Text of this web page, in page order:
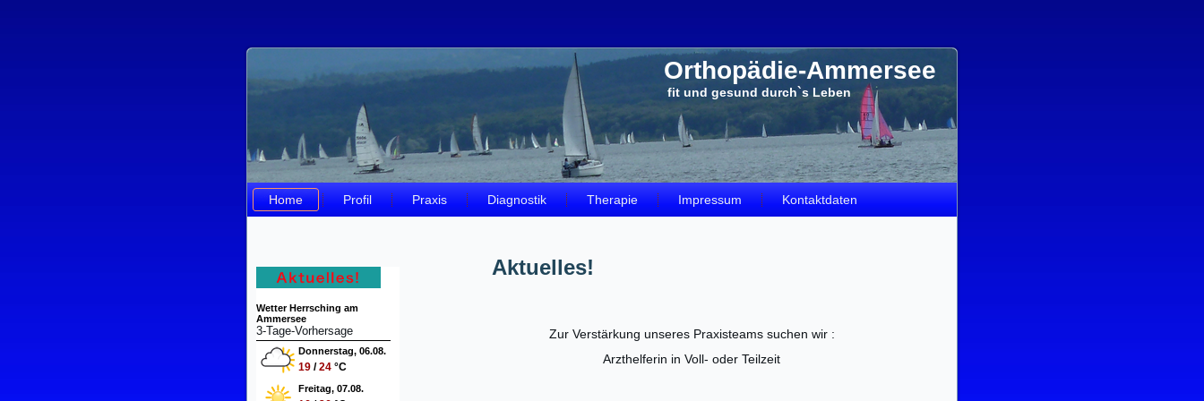
Orthopädie-Ammersee
fit und gesund durch`s Leben
Home Profil Praxis Diagnostik Therapie Impressum Kontaktdaten
Wetter Herrsching am
Ammersee
3-Tage-Vorhersage
Donnerstag, 06.08.
19 /24 °C
Freitag, 07.08.
Aktuelles!
Zur Verstärkung unseres Praxisteams suchen wir :
Arzthelferin in Voll- oder Teilzeit